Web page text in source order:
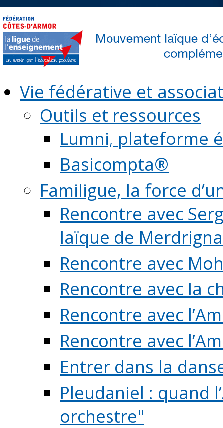
Vie fédérative et
Outils et ressources
Lumni, plateforme
Basicompta®
Familigue, la force
Rencontre avec
laïque de
Rencontre avec
Rencontre avec la
Rencontre avec
Rencontre avec
Entrer dans la
Pleudaniel : quand
orchestre"